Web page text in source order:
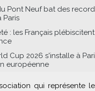
Pont Neuf bat des
Paris
: les Français
Cup 2026 s'installe à
européenne